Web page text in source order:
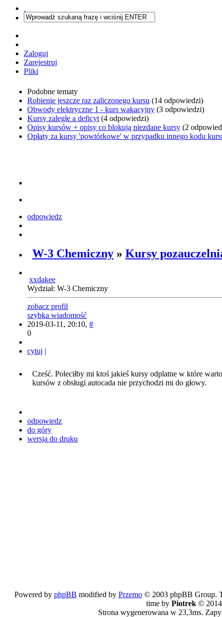
Zaloguj
Zarejestruj
Pliki
Podobne tematy
Robienie jeszcze raz zaliczonego kursu (14 odpowiedzi)
Obwody elektryczne 1 - kurs wakacyjny (3 odpowiedzi)
Kursy zaległe a deficyt (4 odpowiedzi)
Opisy kursów + opisy co blokują niezdane kursy (2
Opłaty za kursy 'powtórkowe' w przypadku innego kodu
odpowiedz
W-3 Chemiczny » Kursy
xxdakee
Wydział: W-3 Chemiczny
zobacz profil
szybka wiadomość
2019-03-11, 20:10, #
0
cytuj |
Cześć. Poleciłby mi ktoś jakieś kursy odplatne w które
kursów z obsługi autocada nie przychodzi mi do głowy.
odpowiedz
do góry
wersja do druku
Powered by phpBB modified by Przemo© 2003 phpBB Group.
time by Piotrek © 2014
Strona wygenerowana w 23,3ms.